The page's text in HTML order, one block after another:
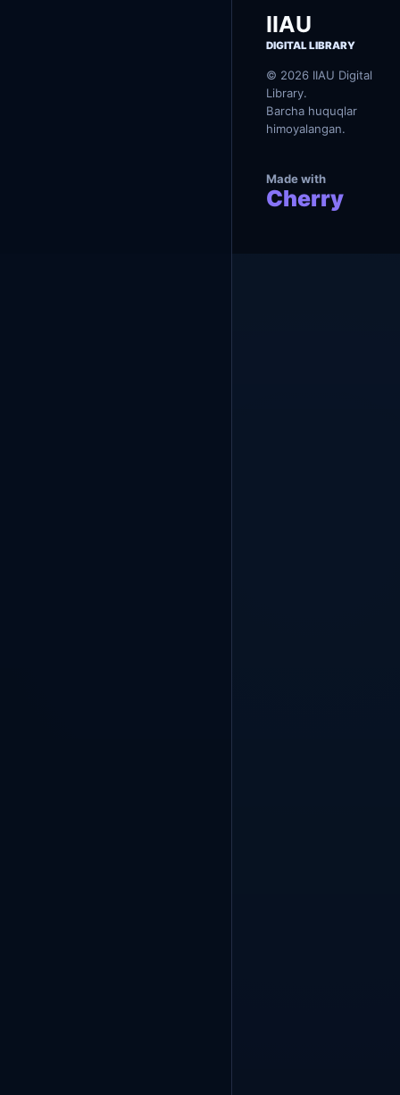
д
а
н
и
м
о
я
IIAU
DIGITAL LIBRARY
© 2026 IIAU Digital
Library.
Barcha huquqlar
himoyalangan.
Made with
Cherry